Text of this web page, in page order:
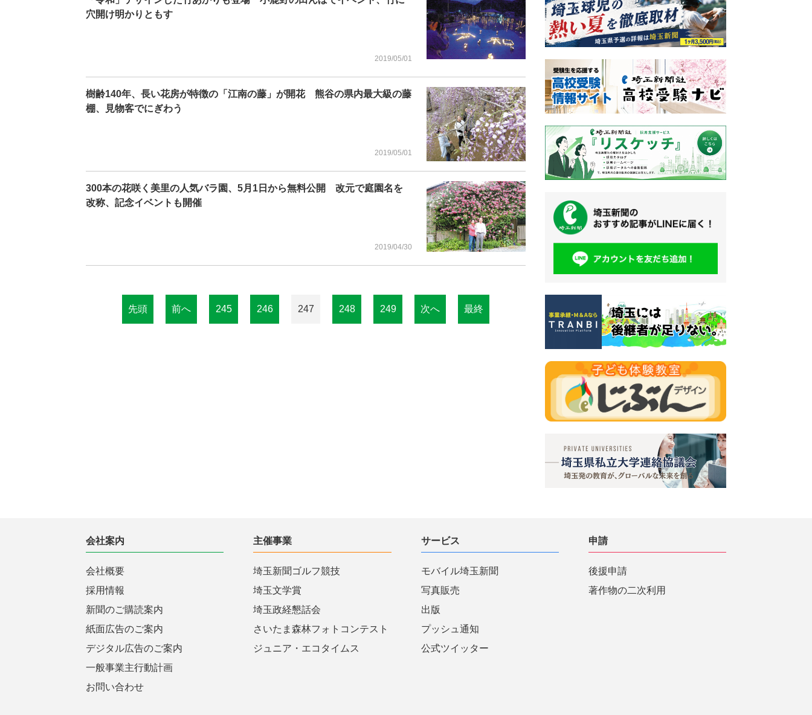
穴開け明かりともす
2019/05/01
樹齢140年、長い花房が特徴の「江南の藤」が開花 熊谷の県内最大級の藤
棚、見物客でにぎわう
2019/05/01
300本の花咲く美里の人気バラ園、5月1日から無料公開 改元で庭園名を
改称、記念イベントも開催
2019/04/30
先頭 前へ 245 246 247 248 249 次へ 最終
会社案内
会社概要
採用情報
新聞のご購読案内
紙面広告のご案内
デジタル広告のご案内
一般事業主行動計画
お問い合わせ
主催事業
埼玉新聞ゴルフ競技
埼玉文学賞
埼玉政経懇話会
さいたま森林フォトコンテスト
ジュニア・エコタイムス
サービス
モバイル埼玉新聞
写真販売
出版
プッシュ通知
公式ツイッター
申請
後援申請
著作物の二次利用